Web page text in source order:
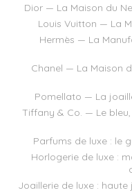
Dior — La Maison du
Louis Vuitton — La
Hermès — La
Chanel — La Maison
Pomellato — La
Tiffany & Co. — Le
Parfums de luxe : le
Horlogerie de luxe :
Joaillerie de luxe :